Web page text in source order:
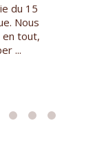
du 15
Nous
tout,
...